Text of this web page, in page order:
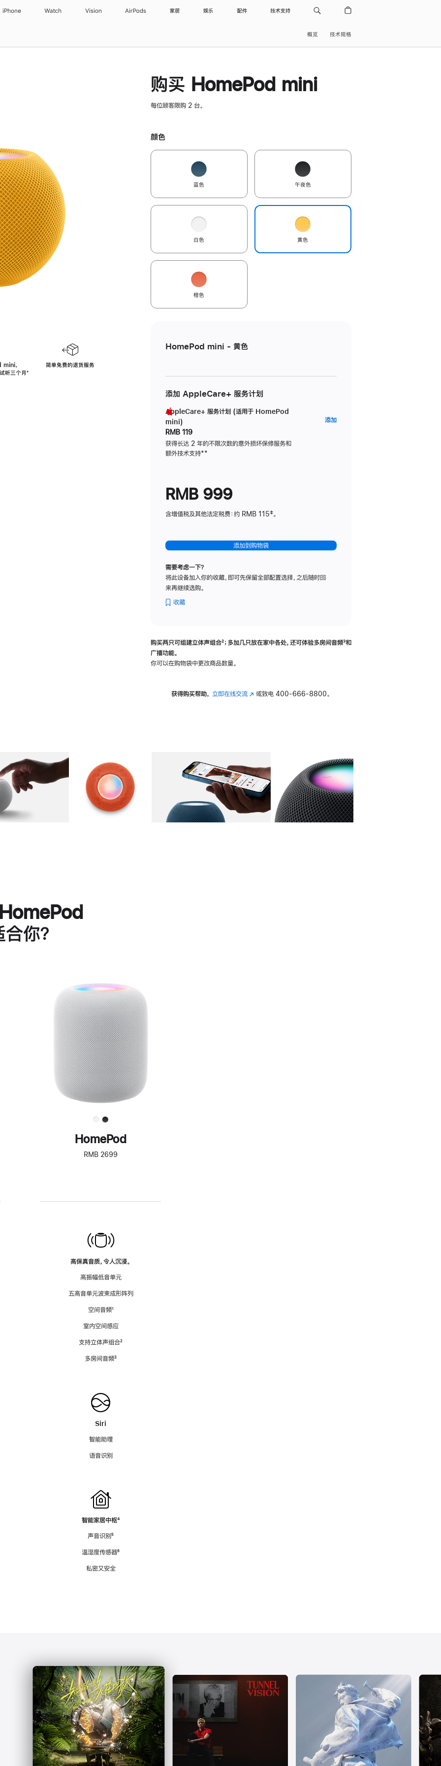
iPhone Watch Vision AirPods 家居 娱乐 配件 技术支持
概览 技术规格
，
听三个月脚
⁺
简单免费的退货服务
购买 HomePod mini
每位顾客限购 2 台。
颜色
蓝色 午夜色
白色 黄色
橙色
HomePod mini - 黄色
添加 AppleCare+ 服务计划
AppleCare+ 服务计划 (适用于 HomePod
mini)
RMB 119
获得长达 2 年的不限次数的意外损坏保修服务和
额外技术支持脚
**
添加AppleCare+
RMB 999
含增值税及其他法定税费：约 RMB 115‡。
添加到购物袋
需要考虑一下？
将此设备加入你的收藏，即可先保留全部配置选择，之后随时回
来再继续选购。
收藏
购买两只可组建立体声组合脚
²；多加几只放在家中各处，还可体验多‍房‍间音频脚
³和
广播功能。
你可以在购物袋中更改商品数量。
获得购买帮助， 立即在线交流(在 或致电 400-666-8800。
图库 图像 图库 图像 图库 图像 4 图库 图像 5
你？
进
一
步
了
解
HomePod<
HomePod
RMB 2699
高保真音质，令人沉浸。
高振幅低音单元
五高音单元波束成形阵列
空间音频脚
¹
室内空间感应
支持立体声组合脚
²
多房间音频脚
³
Siri
智能助理
语音识别
智能家居中枢脚
⁴
声音识别脚
⁵
温湿度传感器脚
⁶
私密又安全